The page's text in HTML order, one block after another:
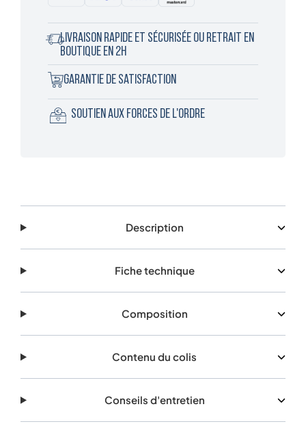
LIVRAISON RAPIDE ET SÉCURISÉE OU RETRAIT EN
BOUTIQUE EN 2H
GARANTIE DE SATISFACTION
SOUTIEN AUX FORCES DE L'ORDRE
Description
Fiche technique
Composition
Contenu du colis
Conseils d'entretien